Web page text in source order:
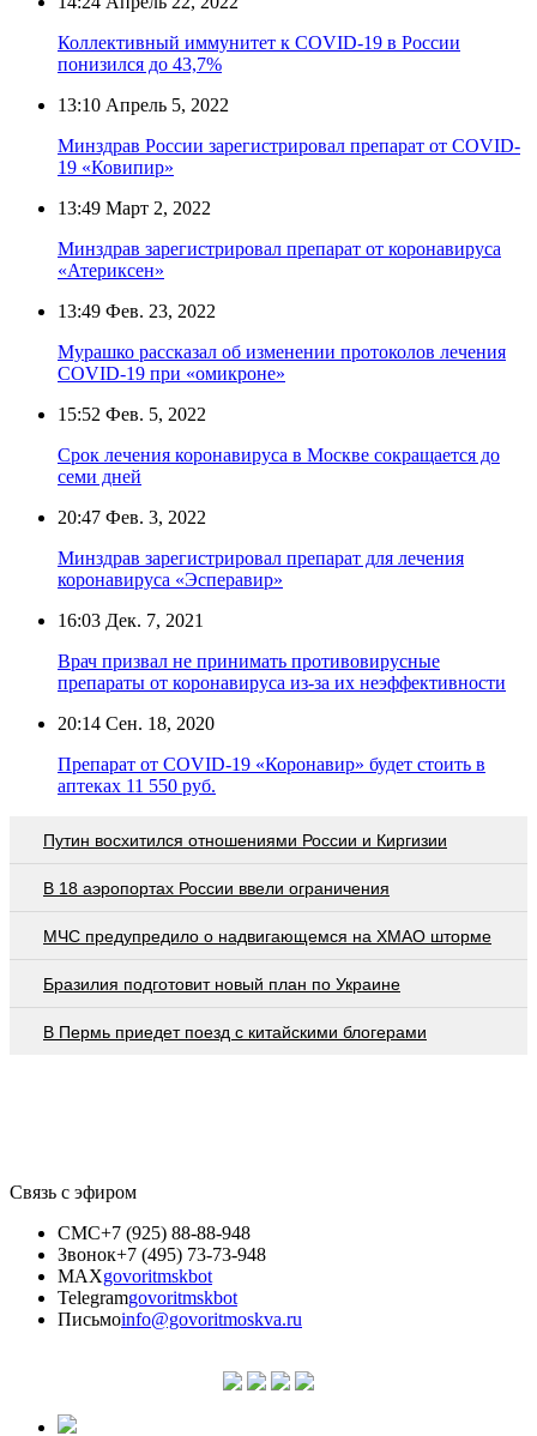
Коллективный иммунитет к COVID-19 в России
понизился до 43,7%
13:10 Апрель 5, 2022
Минздрав России зарегистрировал препарат от COVID-
19 «Ковипир»
13:49 Март 2, 2022
Минздрав зарегистрировал препарат от коронавируса
«Атериксен»
13:49 Фев. 23, 2022
Мурашко рассказал об изменении протоколов лечения
COVID-19 при «омикроне»
15:52 Фев. 5, 2022
Срок лечения коронавируса в Москве сокращается до
семи дней
20:47 Фев. 3, 2022
Минздрав зарегистрировал препарат для лечения
коронавируса «Эсперавир»
16:03 Дек. 7, 2021
Врач призвал не принимать противовирусные
препараты от коронавируса из-за их неэффективности
20:14 Сен. 18, 2020
Препарат от COVID-19 «Коронавир» будет стоить в
аптеках 11 550 руб.
Путин восхитился отношениями России и Киргизии
В 18 аэропортах России ввели ограничения
МЧС предупредило о надвигающемся на ХМАО шторме
Бразилия подготовит новый план по Украине
В Пермь приедет поезд с китайскими блогерами
Связь с эфиром
СМС+7 (925) 88-88-948
Звонок+7 (495) 73-73-948
MAXgovoritmskbot
Telegramgovoritmskbot
Письмоinfo@govoritmoskva.ru